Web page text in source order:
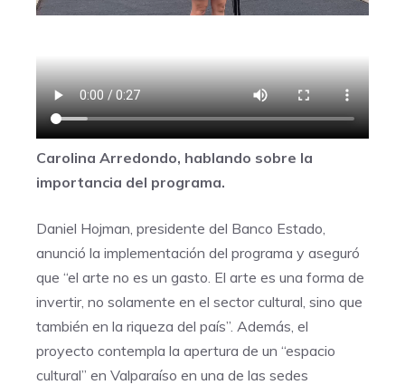
Carolina Arredondo, hablando sobre la
importancia del programa.
Daniel Hojman, presidente del Banco Estado,
anunció la implementación del programa y aseguró
que “el arte no es un gasto. El arte es una forma de
invertir, no solamente en el sector cultural, sino que
también en la riqueza del país”. Además, el
proyecto contempla la apertura de un “espacio
cultural” en Valparaíso en una de las sedes